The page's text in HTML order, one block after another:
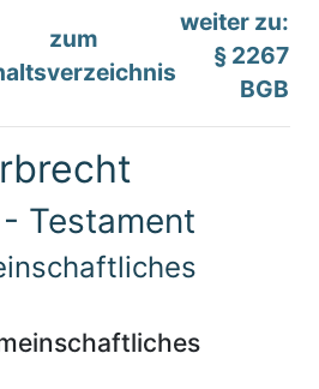
zum
weiter zu:
§ 2267
BGB
Testament